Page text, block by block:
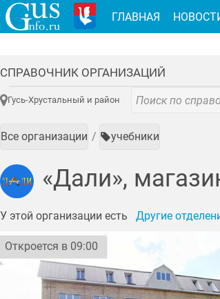
СПРАВОЧНИК ОРГАНИЗАЦИЙ
Гусь-Хрустальный и район
Все организации учебники
«Дали»,
У этой организации есть Другие
Откроется в 09:00
ГЛАВНАЯ